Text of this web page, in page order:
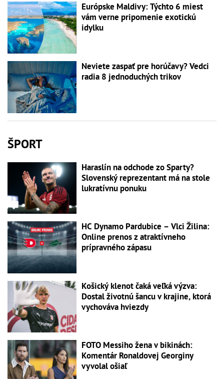
Európske Maldivy: Týchto 6 miest
vám verne pripomenie exotickú
idylku
Neviete zaspať pre horúčavy? Vedci
radia 8 jednoduchých trikov
ŠPORT
Haraslín na odchode zo Sparty?
Slovenský reprezentant má na stole
lukratívnu ponuku
HC Dynamo Pardubice – Vlci Žilina:
Online prenos z atraktívneho
prípravného zápasu
Košický klenot čaká veľká výzva:
Dostal životnú šancu v krajine, ktorá
vychováva hviezdy
FOTO Messiho žena v bikinách:
Komentár Ronaldovej Georginy
vyvolal ošiaľ